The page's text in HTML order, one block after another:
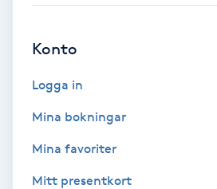
Gellack
Gellack med förstärkning
Gravidyoga
Konto
Logga in
Mina bokningar
Mina favoriter
Mitt presentkort